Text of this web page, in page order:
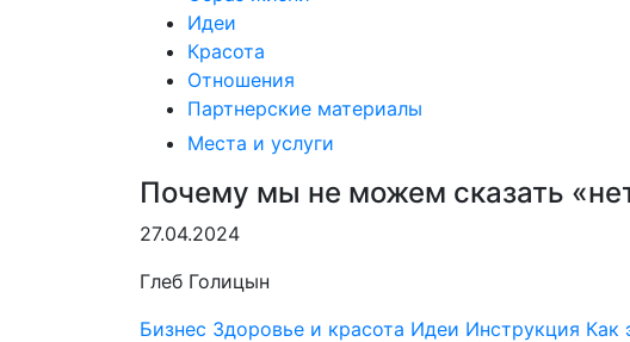
Идеи
Красота
Отношения
Партнерские материалы
Места и услуги
Почему мы не можем сказать
27.04.2024
Глеб Голицын
Бизнес Здоровье и красота Идеи Инструкция Как